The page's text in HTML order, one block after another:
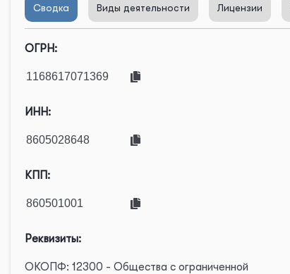
Сводка Виды деятельности Лицензии
ОГРН:
ИНН:
КПП:
Реквизиты:
ОКОПФ: 12300 - Общества с ограниченной